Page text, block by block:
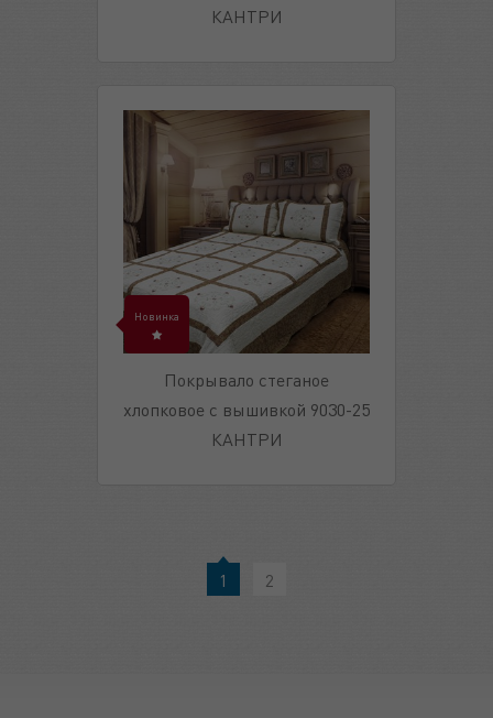
КАНТРИ
Новинка
Покрывало стеганое
хлопковое с вышивкой 9030-25
КАНТРИ
1 2